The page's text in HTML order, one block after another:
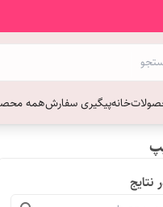
خانهپیگیری سفارشهمه